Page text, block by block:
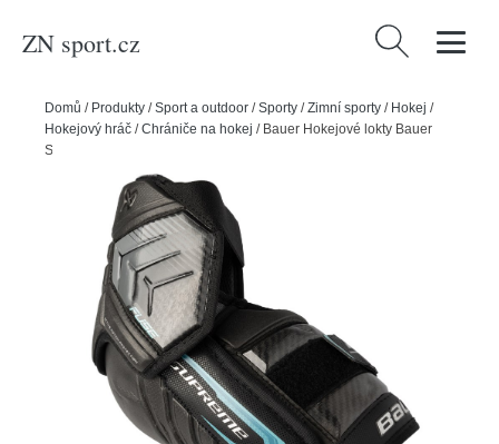
ZN sport.cz Vyhledávání
Domů / Produkty /Sport a outdoor /Sporty /Zimní sporty / Hokej /
Hokejový hráč /Chrániče na hokej / Bauer Hokejové lokty Bauer
Supreme FUSE SR, Senior, M